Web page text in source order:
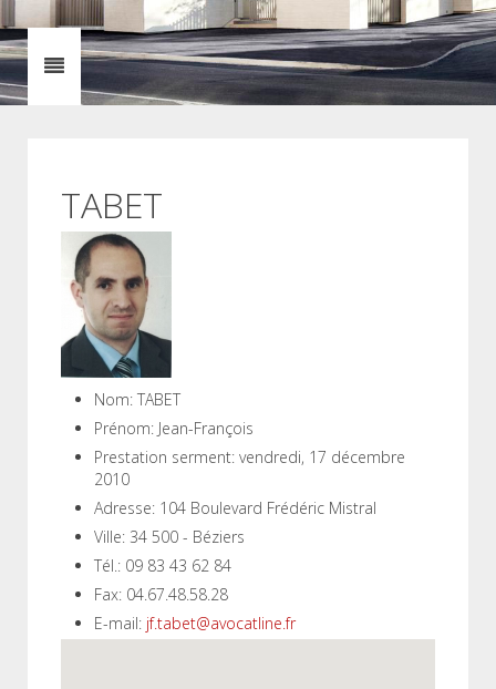
TABET
Nom: TABET
Prénom: Jean-François
Prestation serment: vendredi, 17 décembre
2010
Adresse: 104 Boulevard Frédéric Mistral
Ville: 34 500 - Béziers
Tél.: 09 83 43 62 84
Fax: 04.67.48.58.28
E-mail: jf.tabet@avocatline.fr